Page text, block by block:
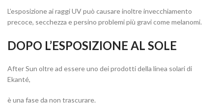
L’esposizione ai raggi UV può causare inoltre invecchiamento
precoce, secchezza e persino problemi più gravi come melanomi.
DOPO L’ESPOSIZIONE AL SOLE
After Sun oltre ad essere uno dei prodotti della linea solari di
Ekanté,
è una fase da non trascurare.